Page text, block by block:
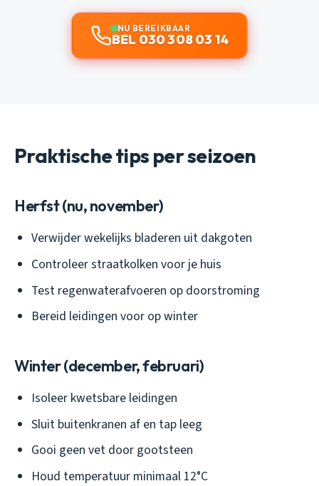
NU BEREIKBAAR
BEL 030 308 03 14
Praktische tips per seizoen
Herfst (nu, november)
Verwijder wekelijks bladeren uit dakgoten
Controleer straatkolken voor je huis
Test regenwaterafvoeren op doorstroming
Bereid leidingen voor op winter
Winter (december, februari)
Isoleer kwetsbare leidingen
Sluit buitenkranen af en tap leeg
Gooi geen vet door gootsteen
Houd temperatuur minimaal 12°C